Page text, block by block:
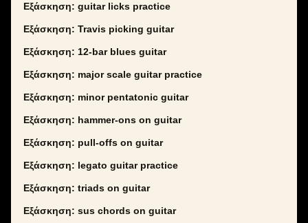
Εξάσκηση: guitar licks practice
Εξάσκηση: Travis picking guitar
Εξάσκηση: 12-bar blues guitar
Εξάσκηση: major scale guitar practice
Εξάσκηση: minor pentatonic guitar
Εξάσκηση: hammer-ons on guitar
Εξάσκηση: pull-offs on guitar
Εξάσκηση: legato guitar practice
Εξάσκηση: triads on guitar
Εξάσκηση: sus chords on guitar